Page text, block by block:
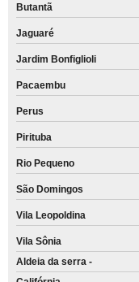
Butantã
Jaguaré
Jardim Bonfiglioli
Pacaembu
Perus
Pirituba
Rio Pequeno
São Domingos
Vila Leopoldina
Vila Sônia
Aldeia da serra -